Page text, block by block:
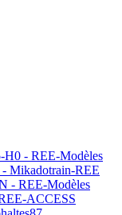
H0 - REE-Modèles
- Mikadotrain-REE
- REE-Modèles
ACCESS